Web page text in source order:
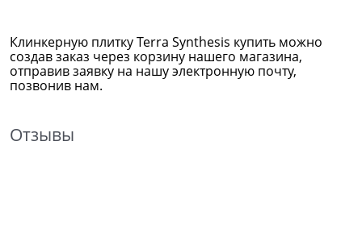
Клинкерную плитку Terra Synthesis купить можно
создав заказ через корзину нашего магазина,
отправив заявку на нашу электронную почту,
позвонив нам.
Отзывы